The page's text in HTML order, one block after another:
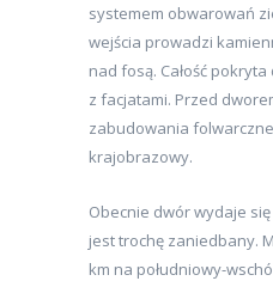
systemem obwarowań
wejścia prowadzi
nad fosą. Całość
z facjatami. Przed
zabudowania
krajobrazowy.
Obecnie dwór wydaje
jest trochę zaniedbany.
km na południowy-